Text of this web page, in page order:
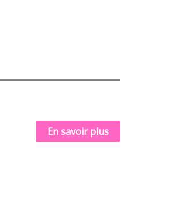
En savoir plus